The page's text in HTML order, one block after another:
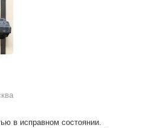
в исправном состоянии.